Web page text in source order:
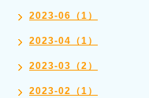
2023-06（1）
2023-04（1）
2023-03（2）
2023-02（1）